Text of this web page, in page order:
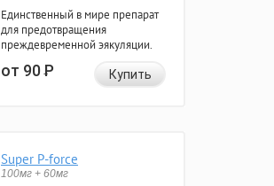
Единственный в мире препарат
для предотвращения
преждевременной эякуляции.
от 90Р Купить
Super P-force
100мг + 60мг